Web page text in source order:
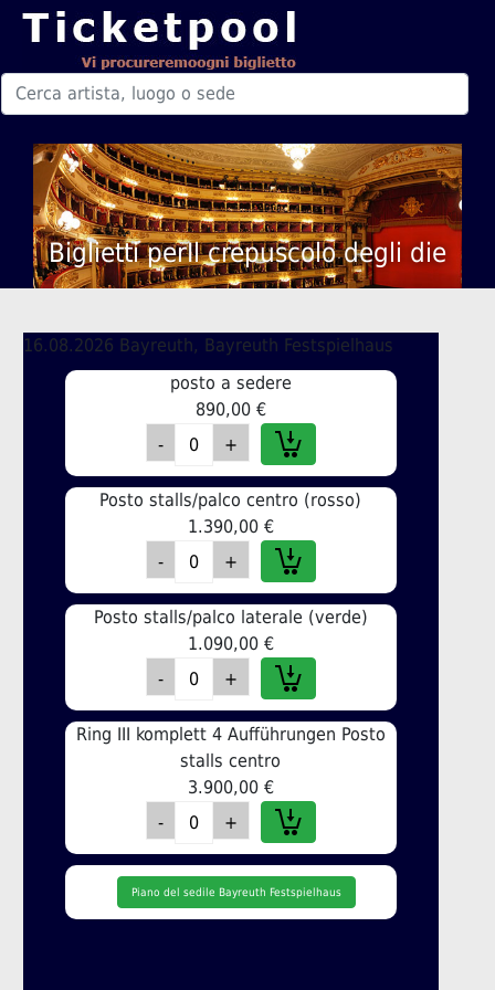
Biglietti perIl crepuscolo degli die
16.08.2026 Bayreuth, Bayreuth Festspielhaus
posto a sedere
890,00 €
Posto stalls/palco centro (rosso)
1.390,00 €
Posto stalls/palco laterale (verde)
1.090,00 €
Ring III komplett 4 Aufführungen Posto
stalls centro
3.900,00 €
Piano del sedile Bayreuth Festspielhaus